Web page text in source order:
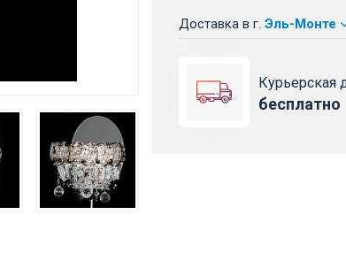
Доставка в г. Эль-Монте
Курьерская
бесплатно